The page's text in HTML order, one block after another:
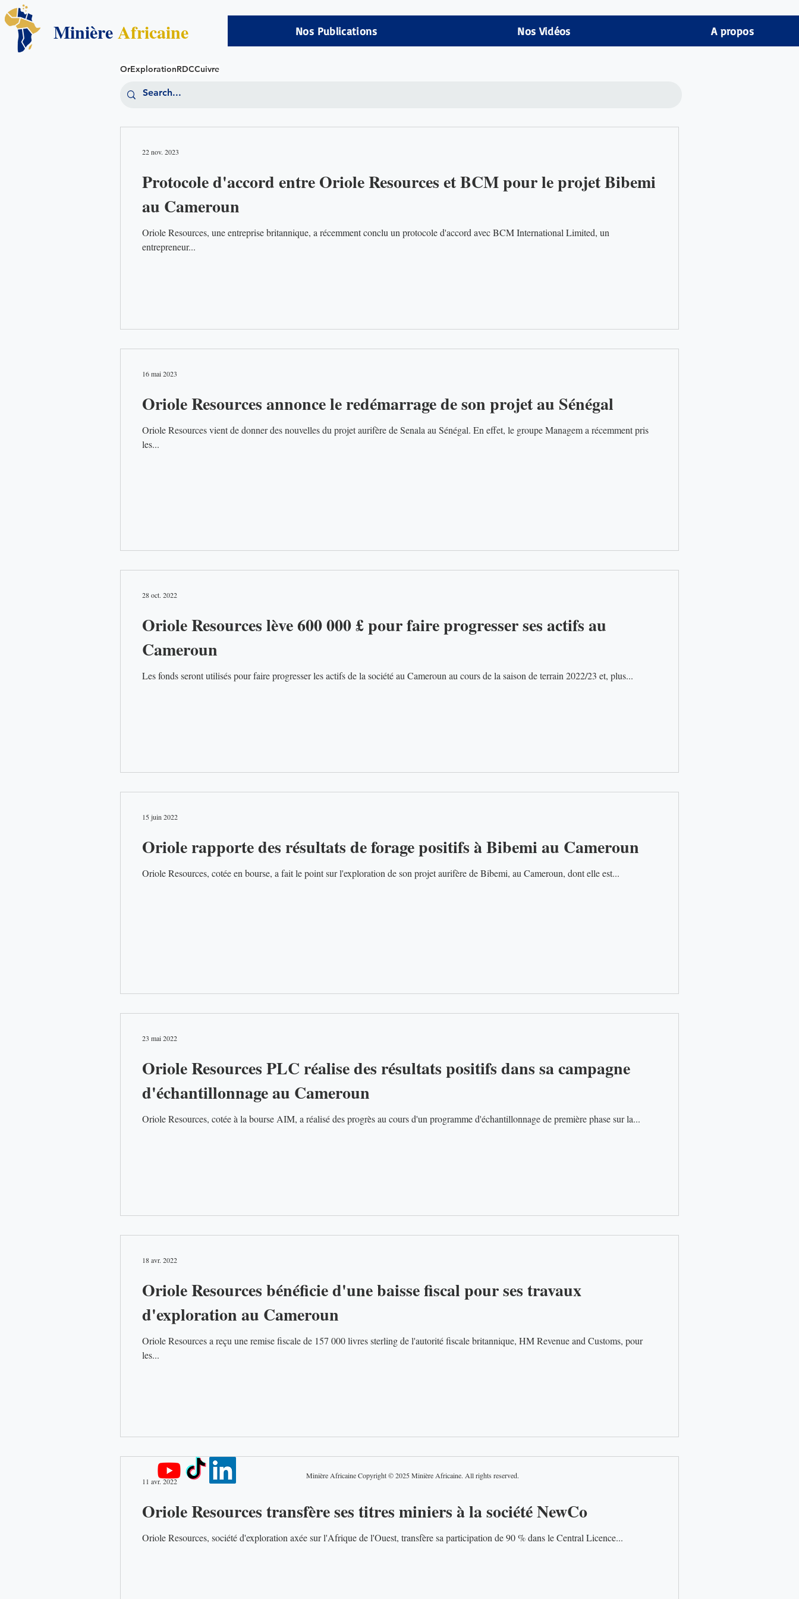
MinièreAfricaine Nos Publications Nos Vidéos A propos
OrExplorationRDCCuivre
Protocole d'accord entre Oriole Resources et BCM pour le projet Bibemi
au Cameroun
Oriole Resources, une entreprise britannique, a récemment conclu un protocole d'accord avec BCM International Limited, un
entrepreneur...
22 nov. 2023
Oriole Resources annonce le redémarrage de son projet au Sénégal
Oriole Resources vient de donner des nouvelles du projet aurifère de Senala au Sénégal. En effet, le groupe Managem a récemment pris
les...
16 mai 2023
Oriole Resources lève 600 000 £ pour faire progresser ses actifs au
Cameroun
Les fonds seront utilisés pour faire progresser les actifs de la société au Cameroun au cours de la saison de terrain 2022/23 et, plus...
28 oct. 2022
Oriole rapporte des résultats de forage positifs à Bibemi au Cameroun
Oriole Resources, cotée en bourse, a fait le point sur l'exploration de son projet aurifère de Bibemi, au Cameroun, dont elle est...
15 juin 2022
Oriole Resources PLC réalise des résultats positifs dans sa campagne
d'échantillonnage au Cameroun
Oriole Resources, cotée à la bourse AIM, a réalisé des progrès au cours d'un programme d'échantillonnage de première phase sur la...
23 mai 2022
Oriole Resources bénéficie d'une baisse fiscal pour ses travaux
d'exploration au Cameroun
Oriole Resources a reçu une remise fiscale de 157 000 livres sterling de l'autorité fiscale britannique, HM Revenue and Customs, pour
les...
18 avr. 2022
Oriole Resources transfère ses titres miniers à la société NewCo
Oriole Resources, société d'exploration axée sur l'Afrique de l'Ouest, transfère sa participation de 90 % dans le Central Licence...
11 avr. 2022
Minière Africaine Copyright © 2025 Minière Africaine. All rights reserved.